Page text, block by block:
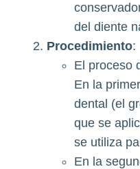
del diente
Procedimiento:
El proceso
En la
dental (el
que se
se utiliza
En la